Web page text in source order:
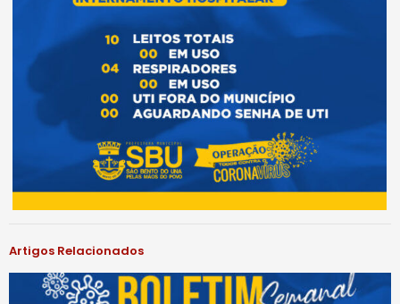
Artigos Relacionados